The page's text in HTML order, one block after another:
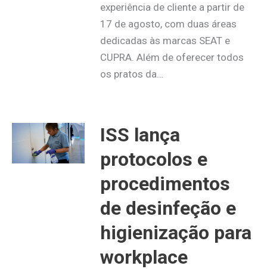
experiência de cliente a partir de
17 de agosto, com duas áreas
dedicadas às marcas SEAT e
CUPRA. Além de oferecer todos
os pratos da…
ISS lança
protocolos e
procedimentos
de desinfeção e
higienização para
workplace